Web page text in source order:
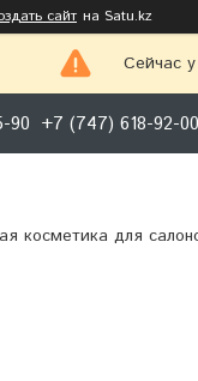
сайт на Satu.kz
Сейчас
90 +7 (747) 618-92-00
косметика для